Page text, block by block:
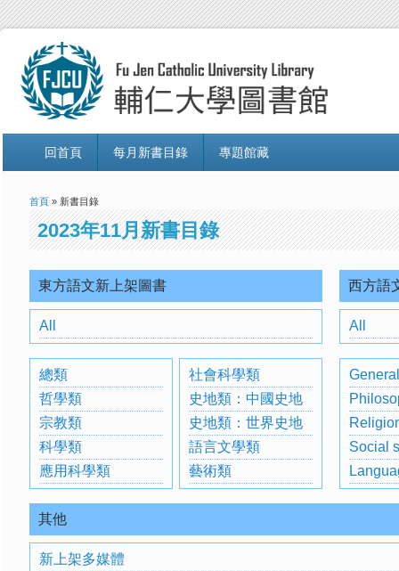
回首頁 每月新書目錄 專題館藏
首頁 » 新書目錄
2023年11月新書目錄
東方語文新上架圖書
All
總類
哲學類
宗教類
科學類
應用科學類
社會科學類
史地類：中國史地
史地類：世界史地
語言文學類
藝術類
西方語
All
Social
其他
新上架多媒體